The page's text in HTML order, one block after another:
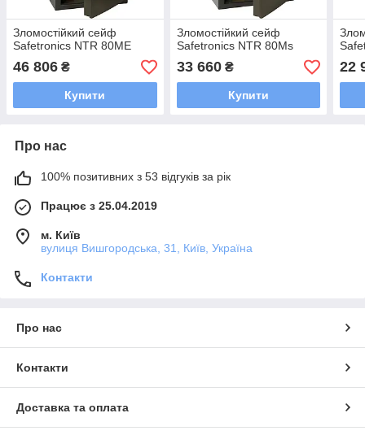
Зломостійкий сейф
Safetronics NTR 80ME
46 806 ₴
Купити
Зломостійкий сейф
Safetronics NTR 80Ms
33 660₴
Купити
22
Про нас
100% позитивних з 53 відгуків за рік
Працює з 25.04.2019
м. Київ
вулиця Вишгородська, 31, Київ, Україна
Контакти
Про нас
Контакти
Доставка та оплата